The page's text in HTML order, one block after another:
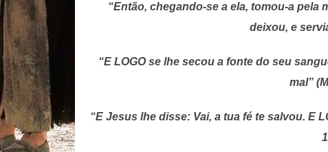
“Então, chegando-se a ela, tomou-a pela
deixou, e
“E LOGO se lhe secou a fonte do seu
mal”
“E Jesus lhe disse: Vai, a tua fé te salvou. E